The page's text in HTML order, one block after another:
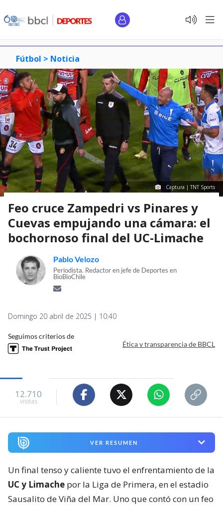
Fútbol > Noticia
Captura | TNT Sports
Feo cruce Zampedri vs Pinares y
Cuevas empujando una cámara: el
bochornoso final del UC-Limache
Pablo Velozo
Periodista. Redactor en jefe de Deportes en
BioBioChile
Domingo 20 abril de 2025 | 10:40
Seguimos criterios de
Ética y transparencia de BBCL
12.710
visitas
VER RESUMEN
Un final tenso y caliente tuvo el enfrentamiento de la
UC y Limache por la Liga de Primera, en el estadio
Sausalito de Viña del Mar. Uno que contó con un feo